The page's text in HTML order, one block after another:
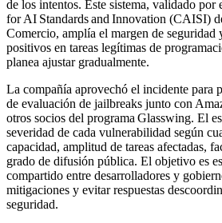
de los intentos. Este sistema, validado por
for AI Standards and Innovation (CAISI)
Comercio, amplía el margen de seguridad
positivos en tareas legítimas de
planea ajustar gradualmente.
La compañía aprovechó el incidente para
de evaluación de jailbreaks junto con
otros socios del programa Glasswing. El
severidad de cada vulnerabilidad según
capacidad, amplitud de tareas afectadas,
grado de difusión pública. El objetivo es
compartido entre desarrolladores y
mitigaciones y evitar respuestas
seguridad.